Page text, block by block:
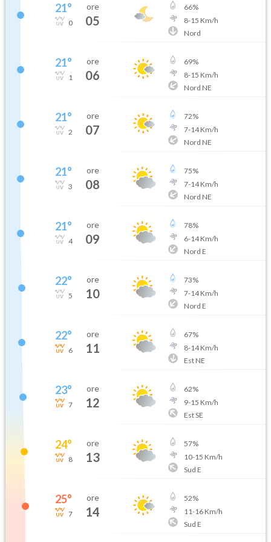
21°
0
ore
05
66%
8-15 Km/h
Nord
21°
1
ore
06
69%
8-15 Km/h
Nord NE
21°
2
ore
07
72%
7-14Km/h
Nord NE
21°
3
ore
08
75%
7-14Km/h
Nord NE
21°
4
ore
09
78%
6-14Km/h
Nord E
22°
5
ore
10
73%
7-14Km/h
Nord E
22°
6
ore
11
67%
8-14Km/h
Est NE
23°
7
ore
12
62%
9-15 Km/h
Est SE
24°
8
ore
13
57%
10-15 Km/h
Sud E
25°
7
ore
14
52%
11-16Km/h
Sud E